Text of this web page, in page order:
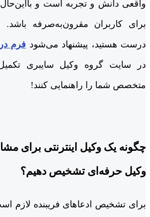
واقعی دانش و تجربه است و
برای کاربران مقرون‌به‌صرفه باشد.
درست هستید، پیشنهاد می‌شود فرم
در سایت گروه وکیل سایبری
متخصص شما را راهنمایی کنند!
چگونه یک وکیل اینترنتی برای
وکیل حرفه‌ای تشخیص دهیم؟
برای تشخیص ادعاهای فریبنده لازم